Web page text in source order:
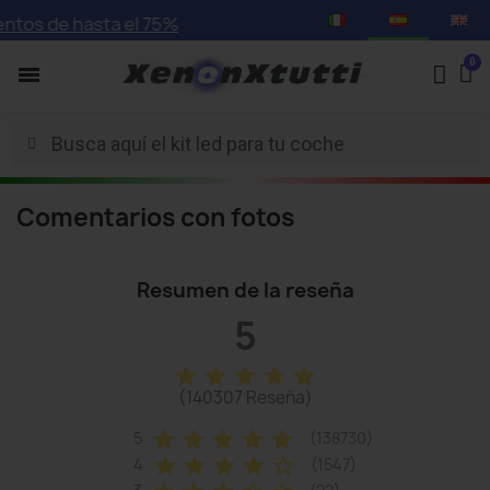
de hasta el 75%
Comentarios con fotos
Resumen de la reseña
5
star star star star star
(140307 Reseña)
star star star star star
star star star star star_border